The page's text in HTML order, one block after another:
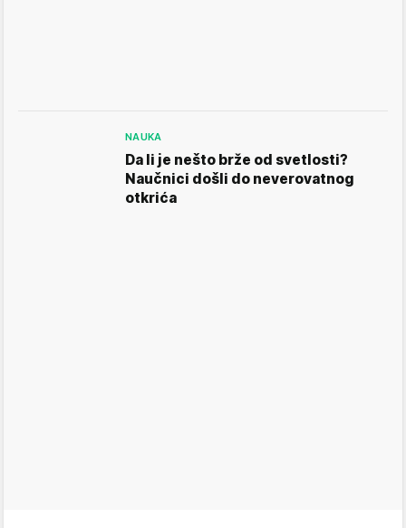
NAUKA
Da li je nešto brže od svetlosti?
Naučnici došli do neverovatnog
otkrića